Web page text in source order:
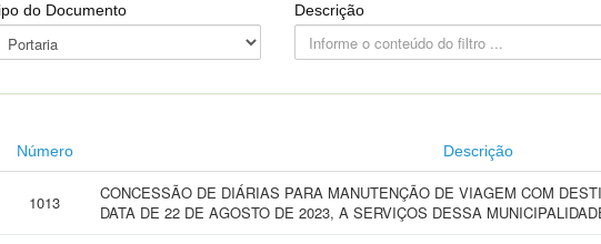
do Documento Descrição
Número Descrição
1013
CONCESSÃO DE DIÁRIAS PARA MANUTENÇÃO DE VIAGEM COM
DATA DE 22 DE AGOSTO DE 2023, A SERVIÇOS DESSA